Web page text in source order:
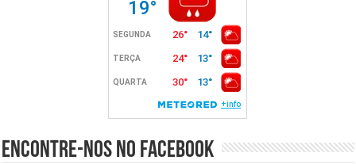
Encontre-nos no Facebook